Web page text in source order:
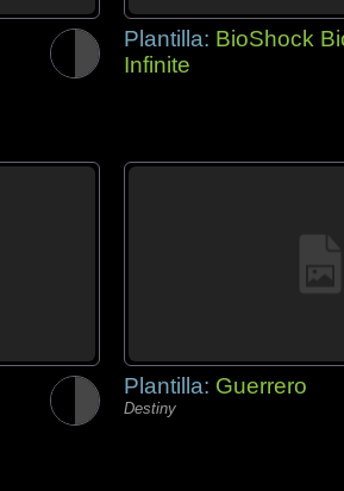
Plantilla: BioShock
Infinite
Plantilla: Guerrero
Destiny